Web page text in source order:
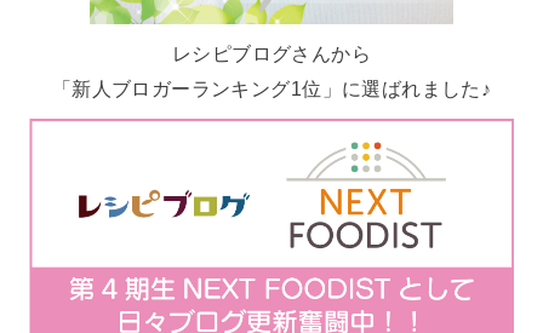
レシピブログさんから
「新人ブロガーランキング1位」に選ばれました♪